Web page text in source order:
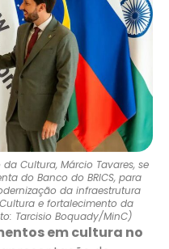
Cultura, Márcio Tavares, se
do Banco do BRICS, para
da infraestrutura
e fortalecimento da
Tarcisio Boquady/MinC)
em cultura no